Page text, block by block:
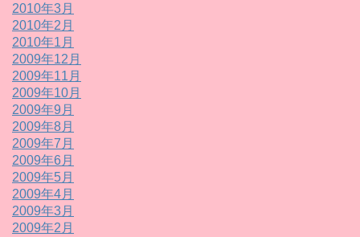
2010年3月
2010年2月
2010年1月
2009年12月
2009年11月
2009年10月
2009年9月
2009年8月
2009年7月
2009年6月
2009年5月
2009年4月
2009年3月
2009年2月